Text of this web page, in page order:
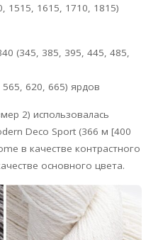
1515, 1615, 1710, 1815)
(345, 385, 395, 445, 485,
620, 665) ярдов
2) использовалась
Deco Sport (366 м [400
в качестве контрастного
основного цвета.